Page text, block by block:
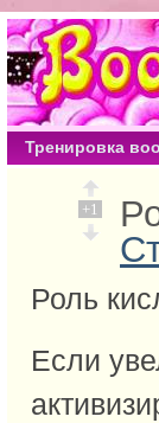
Тренировка
+1
Роль
Если